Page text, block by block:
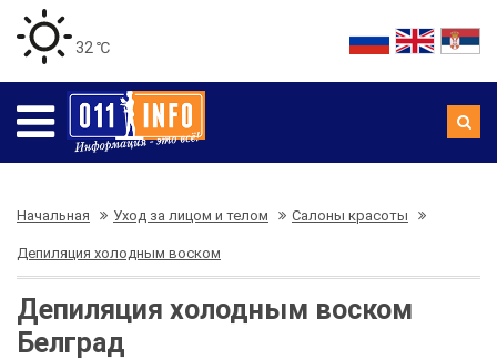
32 ℃
Начальная Уход за лицом и телом Салоны красоты
Депиляция холодным воском
Депиляция холодным воском
Белград